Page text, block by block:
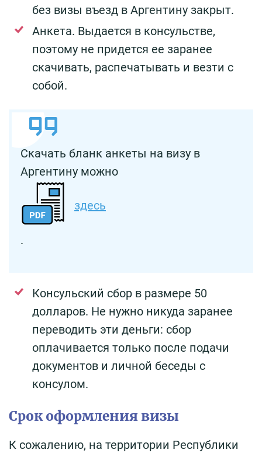
без визы въезд в Аргентину закрыт.
Анкета. Выдается в консульстве,
поэтому не придется ее заранее
скачивать, распечатывать и везти с
собой.
Скачать бланк анкеты на визу в
Аргентину можно
здесь
.
Консульский сбор в размере 50
долларов. Не нужно никуда заранее
переводить эти деньги: сбор
оплачивается только после подачи
документов и личной беседы с
консулом.
Срок оформления визы
К сожалению, на территории Республики